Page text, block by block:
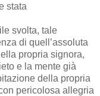
stata
svolta, tale
di quell’assoluta
propria signora,
e la mente già
della propria
pericolosa allegria